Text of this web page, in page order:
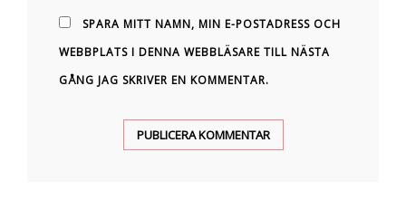
SPARA MITT NAMN, MIN E-POSTADRESS OCH
WEBBPLATS I DENNA WEBBLÄSARE TILL NÄSTA
GÅNG JAG SKRIVER EN KOMMENTAR.